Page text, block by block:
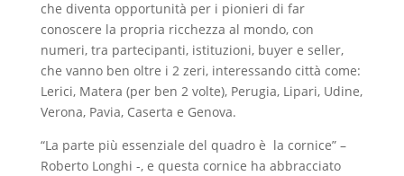
che diventa opportunità per i pionieri di far
conoscere la propria ricchezza al mondo, con
numeri, tra partecipanti, istituzioni, buyer e seller,
che vanno ben oltre i 2 zeri, interessando città come:
Lerici, Matera (per ben 2 volte), Perugia, Lipari, Udine,
Verona, Pavia, Caserta e Genova.
“La parte più essenziale del quadro è la cornice” –
Roberto Longhi -, e questa cornice ha abbracciato